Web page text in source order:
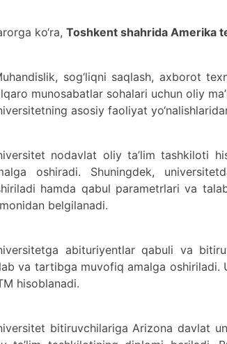
ko‘ra, Toshkent shahrida Amerika
sog‘liqni saqlash, axborot
munosabatlar sohalari uchun oliy
asosiy faoliyat
nodavlat oliy ta’lim tashkiloti
oshiradi. Shuningdek, u
hamda qabul parametrlari va
belgilanadi.
abituriyentlar qabuli va
va tartibga muvofiq amalga oshiriladi.
hisoblanadi.
bitiruvchilariga Arizona davlat